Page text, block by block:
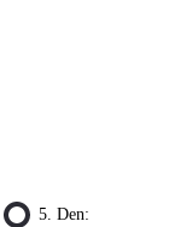
5. Den: